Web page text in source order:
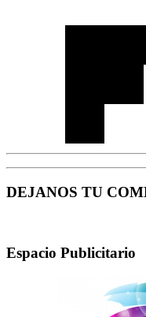
DEJANOS TU
Espacio Publicitario